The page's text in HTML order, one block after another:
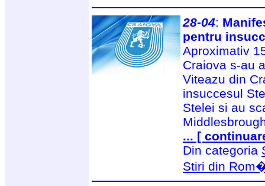
28-04:
pentru
Aproximativ
Craiova s-au
Viteazu din
insuccesul
Stelei si au
... [
Din categoria
Stiri din